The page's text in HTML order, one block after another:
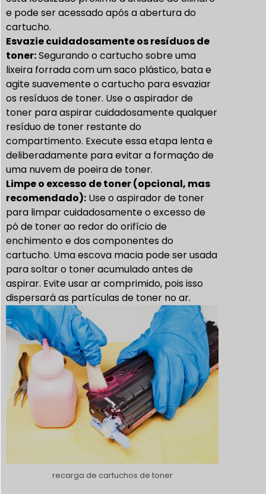
e pode ser acessado após a abertura do
cartucho.
Esvazie cuidadosamente os resíduos de
toner:Segurando o cartucho sobre uma
lixeira forrada com um saco plástico, bata e
agite suavemente o cartucho para esvaziar
os resíduos de toner. Use o aspirador de
toner para aspirar cuidadosamente qualquer
resíduo de toner restante do
compartimento. Execute essa etapa lenta e
deliberadamente para evitar a formação de
uma nuvem de poeira de toner.
Limpe o excesso de toner (opcional, mas
recomendado): Use o aspirador de toner
para limpar cuidadosamente o excesso de
pó de toner ao redor do orifício de
enchimento e dos componentes do
cartucho. Uma escova macia pode ser usada
para soltar o toner acumulado antes de
aspirar. Evite usar ar comprimido, pois isso
dispersará as partículas de toner no ar.
recarga de cartuchos de toner